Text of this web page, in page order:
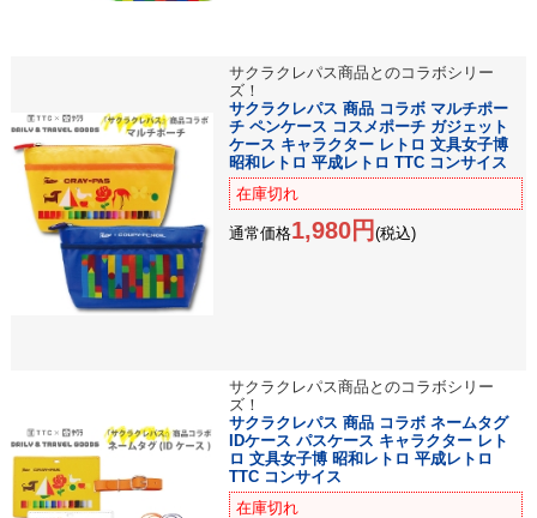
サクラクレパス商品とのコラボシリー
ズ！
サクラクレパス 商品 コラボ マルチポー
チ ペンケース コスメポーチ ガジェット
ケース キャラクター レトロ 文具女子博
昭和レトロ 平成レトロ TTC コンサイス
在庫切れ
通常価格1,980円 (税込)
サクラクレパス商品とのコラボシリー
ズ！
サクラクレパス 商品 コラボ ネームタグ
IDケース パスケース キャラクター レト
ロ 文具女子博 昭和レトロ 平成レトロ
TTC コンサイス
在庫切れ